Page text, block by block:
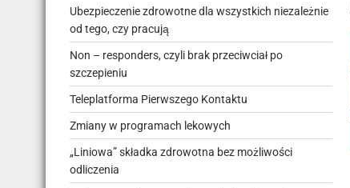
Ubezpieczenie zdrowotne dla wszystkich niezależnie
od tego, czy pracują
Non – responders, czyli brak przeciwciał po
szczepieniu
Teleplatforma Pierwszego Kontaktu
Zmiany w programach lekowych
„Liniowa” składka zdrowotna bez możliwości
odliczenia